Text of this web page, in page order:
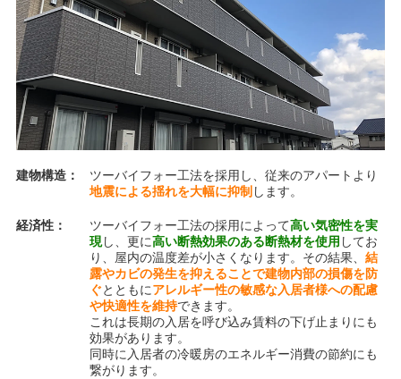
建物構造：
ツーバイフォー工法を採用し、従来のアパートより
地震による揺れを大幅に抑制 します。
経済性： ツーバイフォー工法の採用によって高い気密性を実
現し、更に高い断熱効果のある断熱材を使用 してお
り、屋内の温度差が小さくなります。その結果、結
露やカビの発生を抑えることで建物内部の損傷を防
ぐとともにアレルギー性の敏感な入居者様への配慮
や快適性を維持できます。
これは長期の入居を呼び込み賃料の下げ止まりにも
効果があります。
同時に入居者の冷暖房のエネルギー消費の節約にも
繋がります。